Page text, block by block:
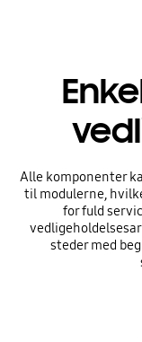
Alle komponenter
til modulerne,
for fuld
steder med